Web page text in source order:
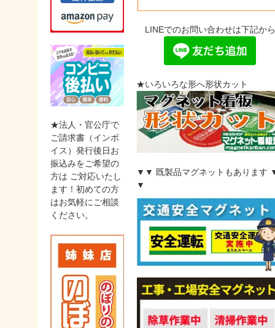
★法人・官公庁で
ご請求書（インボ
イス）発行後日お
振込みをご希望の
方は ご対応いたし
ます！初めての方
はお気軽にご相談
ください。
LINEでのお問い合わせは下記から
★いろいろな形へ形状カット
▼▼ 既製品マグネットもあります
▼